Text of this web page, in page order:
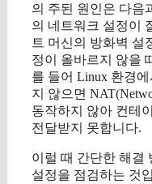
의 주된 원인은 다음
의 네트워크 설정이
트 머신의 방화벽 설
정이 올바르지 않을
를 들어 Linux 환경
지 않으면
동작하지 않아 컨테
전달받지 못합니다.
이럴 때 간단한 해결
설정을 점검하는 것